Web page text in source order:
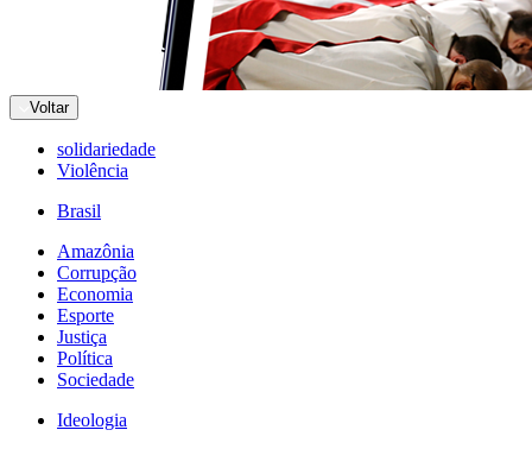
Voltar
solidariedade
Violência
Brasil
Amazônia
Corrupção
Economia
Esporte
Justiça
Política
Sociedade
Ideologia